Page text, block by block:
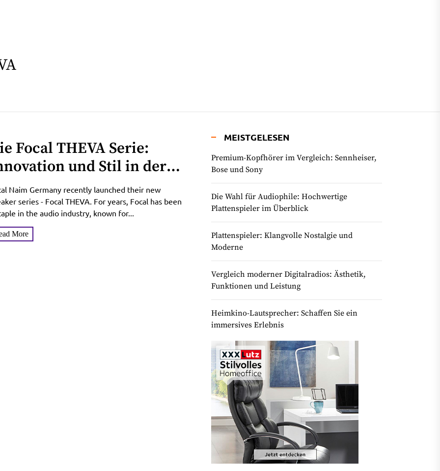
Focal THEVA Serie:
und Stil in der
des High-End-Audios
Naim Germany recently launched their new
series - Focal THEVA. For years, Focal has been
in the audio industry, known for...
More
MEISTGELESEN
Premium-Kopfhörer im Vergleich: Sennheiser,
Bose und Sony
Die Wahl für Audiophile: Hochwertige
Plattenspieler im Überblick
Plattenspieler: Klangvolle Nostalgie und
Moderne
Vergleich moderner Digitalradios: Ästhetik,
Funktionen und Leistung
Heimkino-Lautsprecher: Schaffen Sie ein
immersives Erlebnis